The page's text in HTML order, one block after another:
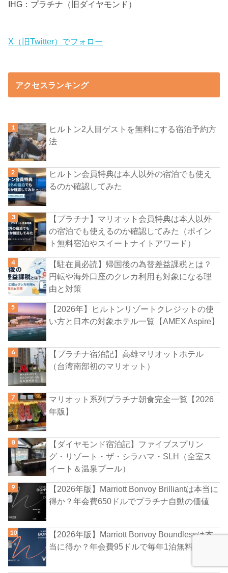
IHG：プラチナ（旧ダイヤモンド）
X（旧Twitter）でフォロー
アクセスランキング
ヒルトン2人目ゲストを無料にする宿泊予約方
法
ヒルトン会員特典は本人以外の宿泊でも使え
るのか確認してみた
【プラチナ】マリオット会員特典は本人以外
の宿泊でも使えるのか確認してみた（ポイン
ト無料宿泊やスイートナイトアワード）
【駐在員必読】帰国後の為替差益課税とは？
円転や海外口座のクレカ利用も対象になる理
由と対策
【2026年】ヒルトンリゾートクレジットの使
い方と日本の対象ホテル一覧【AMEX Aspire】
【プラチナ宿泊記】高雄マリオットホテル
（台湾南部初のマリオット）
マリオット系列プラチナ朝食完全一覧【2026
年版】
【ダイヤモンド宿泊記】ファイブスプリン
グ・リゾート・ザ・シラハマ・SLH（全室ス
イート＆温泉プール）
【2026年版】Marriott Bonvoy Brilliantは本当に
得か？年会費650ドルでプラチナ自動の価値
【2026年版】Marriott Bonvoy Boundlessは本
当に得か？年会費95ドルで毎年1泊無料の実力